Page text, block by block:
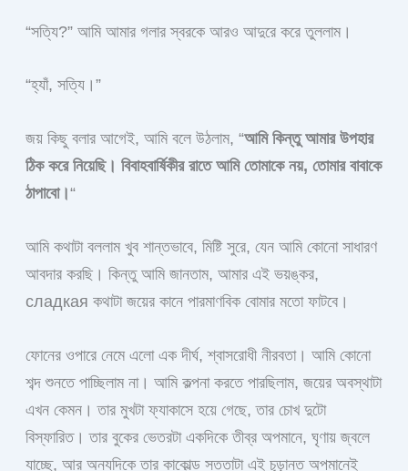
“সত্যি?” আমি আমার গলার স্বরকে আরও আদুরে করে তুললাম।
“হ্যাঁ, সত্যি।”
জয় কিছু বলার আগেই, আমি বলে উঠলাম, “আমি কিন্তু আমার উপহার
ঠিক করে নিয়েছি। বিবাহবার্ষিকীর রাতে আমি তোমাকে নয়, তোমার বাবাকে
ঠাপাবো।“
আমি কথাটা বললাম খুব শান্তভাবে, মিষ্টি সুরে, যেন আমি কোনো সাধারণ
আবদার করছি। কিন্তু আমি জানতাম, আমার এই ভয়ঙ্কর,
сладкая কথাটা জয়ের কানে পারমাণবিক বোমার মতো ফাটবে।
ফোনের ওপারে নেমে এলো এক দীর্ঘ, শ্বাসরোধী নীরবতা। আমি কোনো
শব্দ শুনতে পাচ্ছিলাম না। আমি কল্পনা করতে পারছিলাম, জয়ের অবস্থাটা
এখন কেমন। তার মুখটা ফ্যাকাসে হয়ে গেছে, তার চোখ দুটো
বিস্ফারিত। তার বুকের ভেতরটা একদিকে তীব্র অপমানে, ঘৃণায় জ্বলে
যাচ্ছে, আর অন্যদিকে তার কাকোল্ড সত্তাটা এই চূড়ান্ত অপমানেই